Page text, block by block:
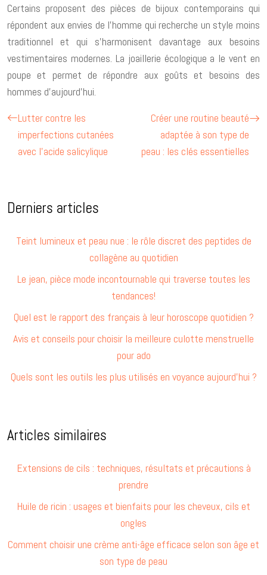
Certains proposent des pièces de bijoux contemporains qui
répondent aux envies de l’homme qui recherche un style moins
traditionnel et qui s’harmonisent davantage aux besoins
vestimentaires modernes. La joaillerie écologique a le vent en
poupe et permet de répondre aux goûts et besoins des
hommes d’aujourd’hui.
Lutter contre les
imperfections cutanées
avec l’acide salicylique
Créer une routine beauté
adaptée à son type de
peau : les clés essentielles
Derniers articles
Teint lumineux et peau nue : le rôle discret des peptides de
collagène au quotidien
Le jean, pièce mode incontournable qui traverse toutes les
tendances!
Quel est le rapport des français à leur horoscope quotidien ?
Avis et conseils pour choisir la meilleure culotte menstruelle
pour ado
Quels sont les outils les plus utilisés en voyance aujourd’hui ?
Articles similaires
Extensions de cils : techniques, résultats et précautions à
prendre
Huile de ricin : usages et bienfaits pour les cheveux, cils et
ongles
Comment choisir une crème anti-âge efficace selon son âge et
son type de peau